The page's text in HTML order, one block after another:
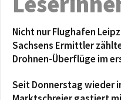
Nicht nur Flughafen
Sachsens Ermittler
Drohnen-Überflüge im
Seit Donnerstag wieder